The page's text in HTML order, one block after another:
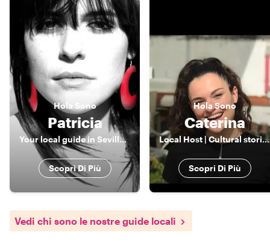
Hola Sono
Patricia
Your local guide in Seville and... artist!
Scopri Di Più
Hola Sono
Caterina
Local Host | Cultural stories, local food & a touch of flamenco spirit
Scopri Di Più
Vedi chi sono le nostre guide locali